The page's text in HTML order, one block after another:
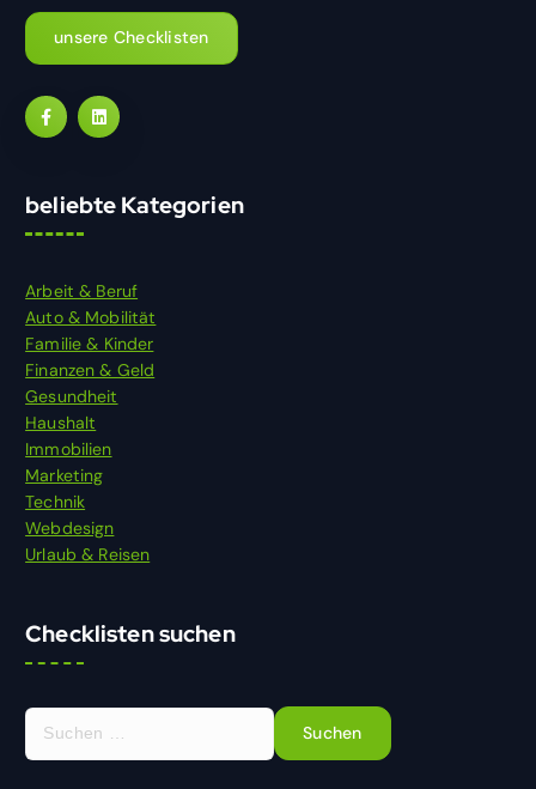
unsere Checklisten
beliebte Kategorien
Arbeit & Beruf
Auto & Mobilität
Familie & Kinder
Finanzen & Geld
Gesundheit
Haushalt
Immobilien
Marketing
Technik
Webdesign
Urlaub & Reisen
Checklisten suchen
S